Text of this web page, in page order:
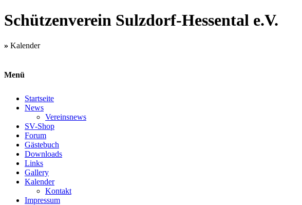
Schützenverein Sulzdorf-Hessental e.V.
» Kalender
Menü
Startseite
News
Vereinsnews
SV-Shop
Forum
Gästebuch
Downloads
Links
Gallery
Kalender
Kontakt
Impressum